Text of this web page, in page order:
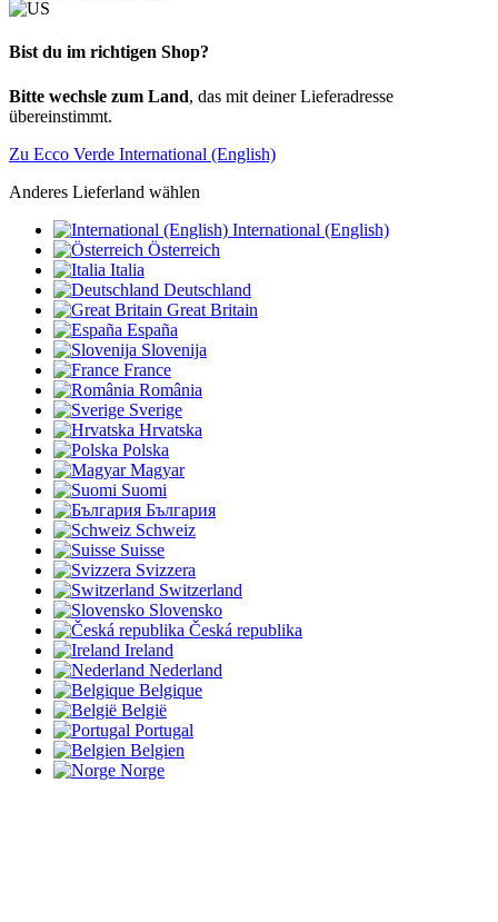
Bist du im richtigen Shop?
Bitte wechsle zum Land, das mit deiner Lieferadresse
übereinstimmt.
Zu Ecco Verde International (English)
Anderes Lieferland wählen
International (English)
Österreich
Italia
Deutschland
Great Britain
España
Slovenija
France
România
Sverige
Hrvatska
Polska
Magyar
Suomi
България
Schweiz
Suisse
Svizzera
Switzerland
Slovensko
Česká republika
Ireland
Nederland
Belgique
België
Portugal
Belgien
Norge